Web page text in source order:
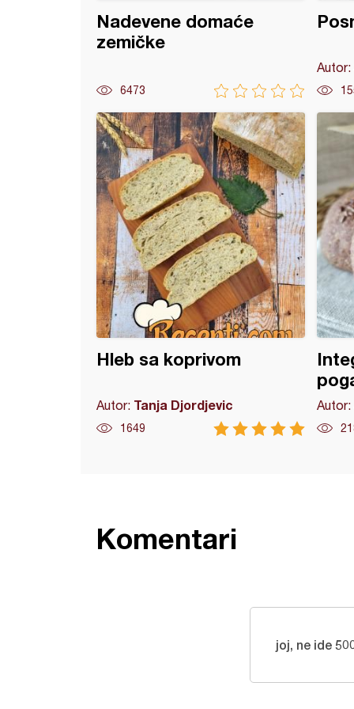
Nadevene domaće
zemičke
6473
Autor:
Hleb sa koprivom
Autor: Tanja Djordjevic
1649
Autor:
sa crvenim pasuljem
Komentari
joj, ne ide